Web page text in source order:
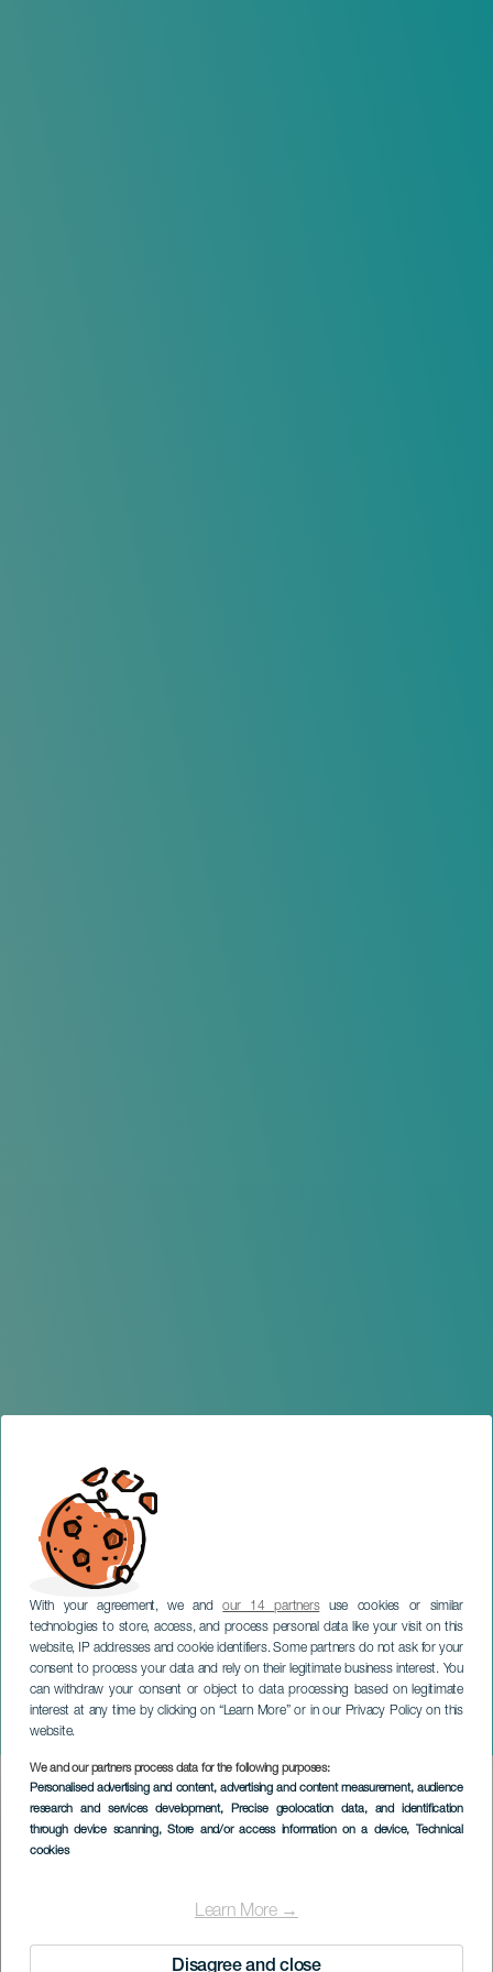
With your agreement, we andour 14 partnersuse cookies or similar
technologies to store, access, and process personal data like your visit on this
website, IP addresses and cookie identifiers. Some partners do not ask for your
consent to process your data and rely on their legitimate business interest. You
can withdraw your consent or object to data processing based on legitimate
interest at any time by clicking on “Learn More” or in our Privacy Policy on this
website.
We and our partners process data for the following purposes:
Personalised advertising and content, advertising and content measurement, audience
research and services development, Precise geolocation data, and identification
through device scanning, Store and/or access information on a device, Technical
cookies
Learn More →
Disagree and close
Midlertidig udstilling:
Jallos
GRAN CANARIA
Imagen
Listado